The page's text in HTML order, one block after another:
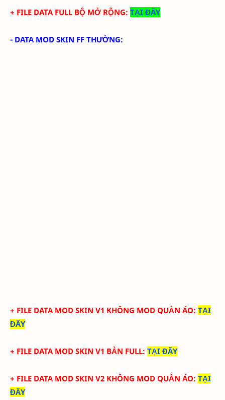
+ FILE DATA FULL BỘ MỞ RỘNG: TẠI ĐÂY
- DATA MOD SKIN FF THƯỜNG:
+ FILE DATA MOD SKIN V1 KHÔNG MOD QUẦN ÁO: TẠI
ĐÂY
+ FILE DATA MOD SKIN V1 BẢN FULL: TẠI ĐÂY
+ FILE DATA MOD SKIN V2 KHÔNG MOD QUẦN ÁO: TẠI
ĐÂY